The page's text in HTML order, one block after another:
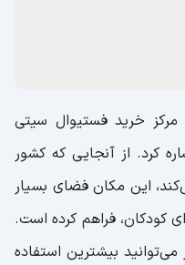
خرید فستیوال سیتی
کرد. از آنجایی که کشور
این مکان فضای بسیار
کودکان، فراهم کرده است.
بیشترین استفاده